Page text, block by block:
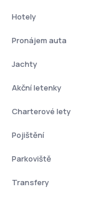
Hotely
Pronájem auta
Jachty
Akční letenky
Charterové lety
Pojištění
Parkoviště
Transfery